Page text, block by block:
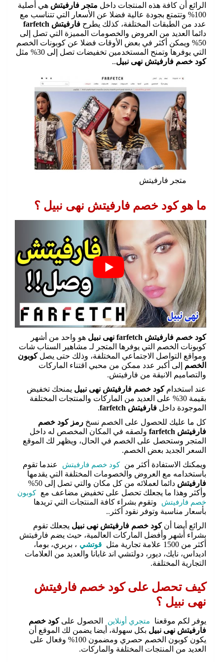
الرائع أن كافة هذه المنتجات داخل متجر فارفيتش هي أصلية
100% وتتمتع بجودة عالية فضلا عن الأسعار التي تتناسب مع
عدد من الطبقات المختلفة، كذلك يطرح فارفيتش farfetch
دائما العديد من العروض والخصومات المميزة التي تصل إلى
50% ويمكن أكثر في بعض الأوقات فضلا عن كوبونات الخصم
التي يوفرها وتمنح المستخدمين تخفيضات تصل إلى 30% مثل
كود خصم فارفيتش نهى نبيل..
متجر فارفيتش
ما هو كود خصم فارفيتش نهى نبيل ؟
كود خصم فارفيتش farfetch نهى نبيل
هو واحد من أشهر
كوبونات الخصم التي يوفرها المتجر لـ مشاهير السناب شات
ومواقع التواصل الاجتماعي المختلفة، وذلك حتى يصلكوبون
الخصم إلى أكبر عدد ممكن من محبي اقتناء الماركات
والتصاميم الانيقة من فارفيتش.
عند استخدامكود خصم فارفيتش نهى نبيل يمنحك تخفيض
بقيمة 30% على العديد من الماركات والمنتجات المختلفة
الموجودة داخل فارفيتش farfetch
.
كل ما عليك للحصول على الخصم نسخ رمز كود خصم
فارفيتش farfetch
ولصقه في المكان المخصص له داخل
المتجر وستحصل على الخصم في الحال، ويظهر لك الموقع
السعر الجديد بعض الخصم.
ويمكنك الاستفادة أكثر من كود خصم فارفيتش
عندما تقوم
باستخدامه مع العروض والخصومات المختلفة التي يقدمها
فارفيتش
دائما لعملائه من كل مكان والتي تصل إلى 50%
وأكثر وهذا ما يجعلك تحصل على تخفيض مضاعف مع كوبون
خصم فارفيتش
وتقوم بشراء كافة المنتجات التي تريدها
بأسعار مناسبة وتوفر نقود أكثر..
الرائع أيضا أنكود خصم فارفيتش نهى نبيل يجعلك تقوم
بشراء أشهر وأفضل الماركات العالمية، حيث يضم فارفيتش
أكثر من 1500 علامة تجارية مثل
قوتشي ، بربري، بوما،
اديداس، نايك، ديور، دولتشي اند غابانا والعديد من العلامات
التجارية المختلفة.
كيف تحصل على كود خصم فارفيتش
نهى نبيل ؟
يوفر لكم موقعنا متجري أونلاين الحصول علىكود خصم
فارفيتش نهى نبيل بكل سهولة، أيضا يضمن لك الموقع أن
يكون كوبون الخصم حصري ومضمون 100% وفعال على
العديد من المنتجات المختلفة والماركات.